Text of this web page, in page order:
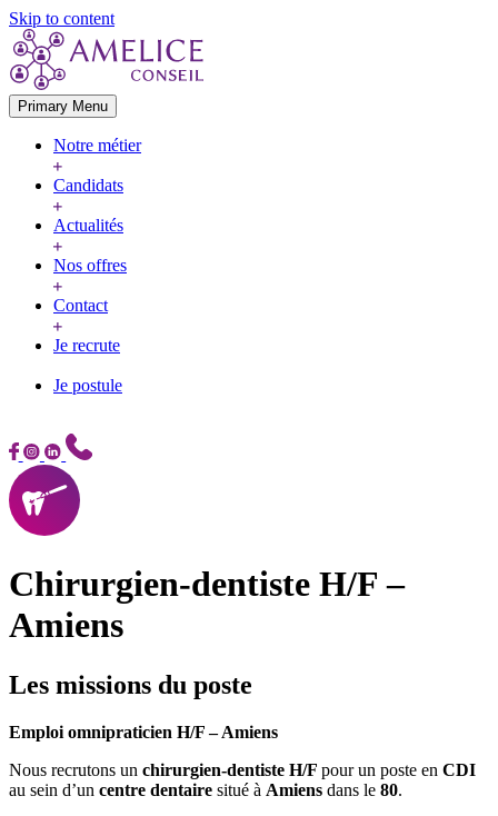
Skip to content
Primary Menu
Notre métier
Candidats
Actualités
Nos offres
Contact
Je recrute
Je postule
Chirurgien-dentiste H/F –
Amiens
Les missions du poste
Emploi omnipraticien H/F – Amiens
Nous recrutons un chirurgien-dentiste H/F pour un poste en CDI
au sein d’un centre dentaire situé à Amiens dans le 80.